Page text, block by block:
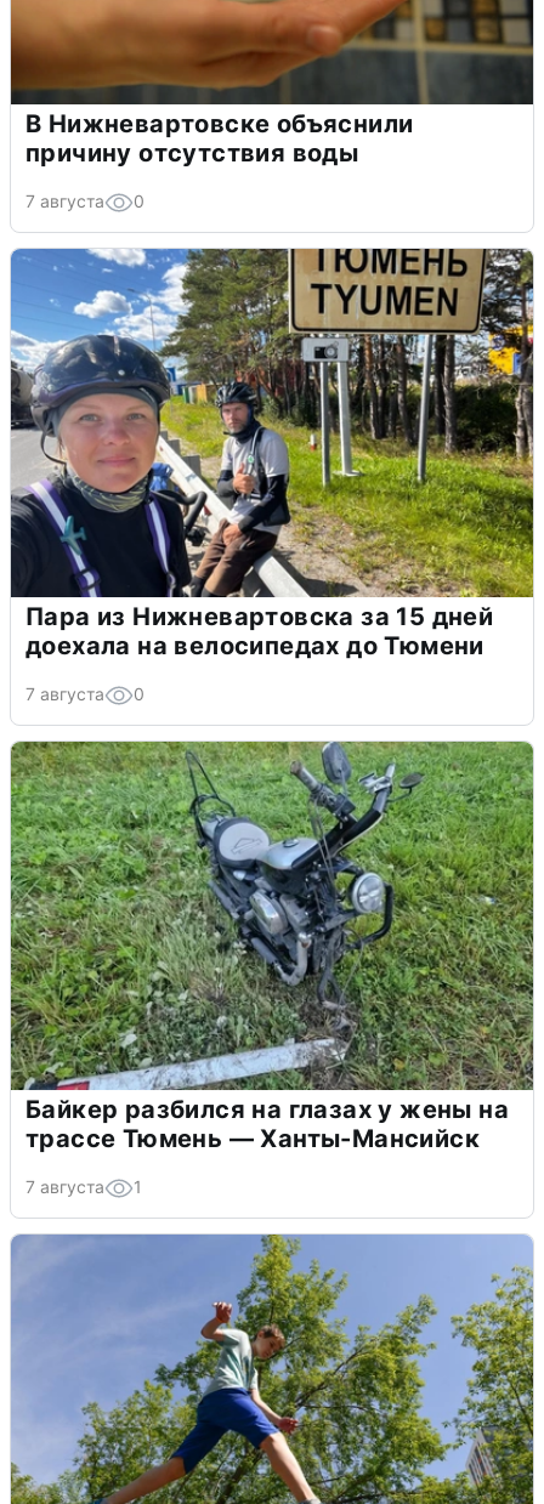
В Нижневартовске объяснили
причину отсутствия воды
7 августа 0
Пара из Нижневартовска за 15 дней
доехала на велосипедах до Тюмени
7 августа 0
Байкер разбился на глазах у жены на
трассе Тюмень — Ханты-Мансийск
7 августа 1